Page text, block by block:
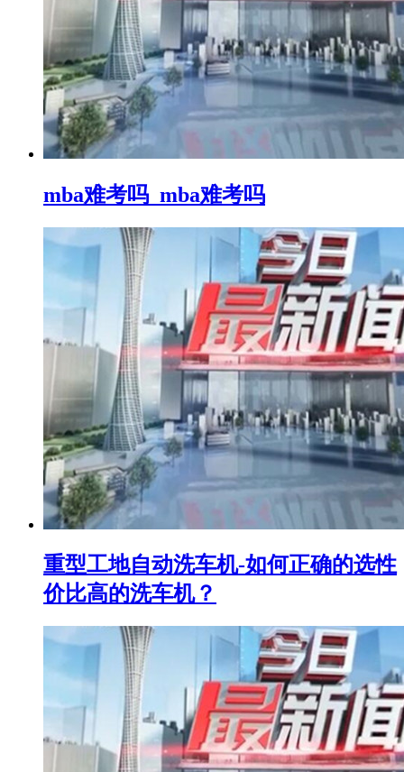
mba难考吗_mba难考吗
重型工地自动洗车机-如何正确的选性
价比高的洗车机？